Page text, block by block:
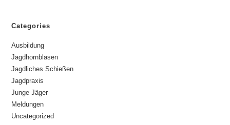
Categories
Ausbildung
Jagdhornblasen
Jagdliches Schießen
Jagdpraxis
Junge Jäger
Meldungen
Uncategorized